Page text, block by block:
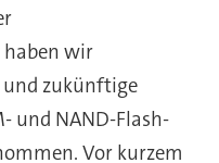
haben wir
und zukünftige
und NAND-Flash-
Vor kurzem